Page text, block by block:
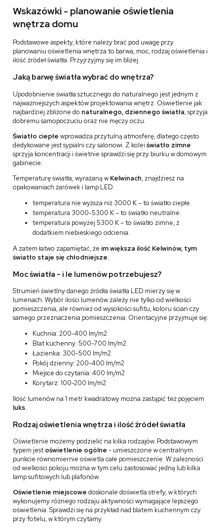
Wskazówki - planowanie oświetlenia
wnętrza domu
Podstawowe aspekty, które należy brać pod uwagę przy
planowaniu oświetlenia wnętrza to barwa, moc, rodzaj oświetlenia i
ilość źródeł światła. Przyjrzyjmy się im bliżej.
Jaką barwę światła wybrać do wnętrza?
Upodobnienie światła sztucznego do naturalnego jest jednym z
najważniejszych aspektów projektowania wnętrz. Oświetlenie jak
najbardziej zbliżone do naturalnego, dziennego światła, sprzyja
dobremu samopoczuciu oraz nie męczy oczu.
Światło ciepłe wprowadza przytulną atmosferę, dlatego często
dedykowane jest sypialni czy salonowi. Z kolei światło zimne
sprzyja koncentracji i świetnie sprawdzi się przy biurku w domowym
gabinecie.
Temperaturę światła, wyrażaną w Kelwinach, znajdziesz na
opakowaniach żarówek i lamp LED.
temperatura nie wyższa niż 3000 K – to światło ciepłe.
temperatura 3000-5300 K – to światło neutralne.
temperatura powyżej 5300 K – to światło zimne, z
dodatkiem niebieskiego odcienia.
A zatem łatwo zapamiętać, że im większa ilość Kelwinów, tym
światło staje się chłodniejsze.
Moc światła - i le lumenów potrzebujesz?
Strumień świetlny danego źródła światła LED mierzy się w
lumenach. Wybór ilości lumenów zależy nie tylko od wielkości
pomieszczenia, ale również od wysokości sufitu, koloru ścian czy
samego przeznaczenia pomieszczenia. Orientacyjne przyjmuje się:
Kuchnia: 200-400 lm/m2
Blat kuchenny: 500-700 lm/m2
Łazienka: 300-500 lm/m2
Pokój dzienny: 200-400 lm/m2
Miejsce do czytania: 400 lm/m2
Korytarz: 100-200 lm/m2
Ilość lumenów na 1 metr kwadratowy można zastąpić też pojęciem
luks.
Rodzaj oświetlenia wnętrza i ilość źródeł światła
Oświetlenie możemy podzielić na kilka rodzajów. Podstawowym
typem jest oświetlenie ogólne - umieszczone w centralnym
punkcie równomiernie oświetla całe pomieszczenie. W zależności
od wielkości pokoju można w tym celu zastosować jedną lub kilka
lamp sufitowych lub plafonów.
Oświetlenie miejscowe doskonale doświetla strefy, w których
wykonujemy różnego rodzaju aktywności wymagające lepszego
oświetlenia. Sprawdzi się na przykład nad blatem kuchennym czy
przy fotelu, w którym czytamy.